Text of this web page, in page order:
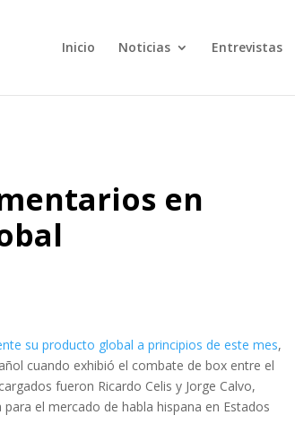
Inicio Noticias Entrevistas
en
su producto global a principios de este mes,
cuando exhibió el combate de box entre el
fueron Ricardo Celis y Jorge Calvo,
el mercado de habla hispana en Estados